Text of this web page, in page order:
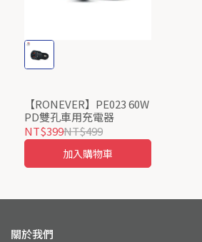
【RONEVER】PE023 60W
PD雙孔車用充電器
NT$399NT$499
加入購物車
關於我們